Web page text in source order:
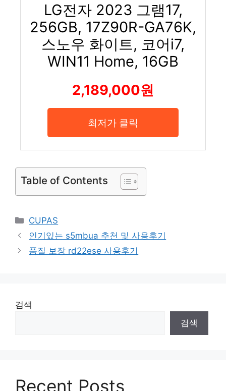
LG전자 2023 그램17,
256GB, 17Z90R-GA76K,
스노우 화이트, 코어i7,
WIN11 Home, 16GB
2,189,000원
최저가 클릭
Table of Contents
Categories
CUPAS
인기있는 s5mbua 추천 및 사용후기
품질 보장 rd22ese 사용후기
검색
검색
Recent Posts